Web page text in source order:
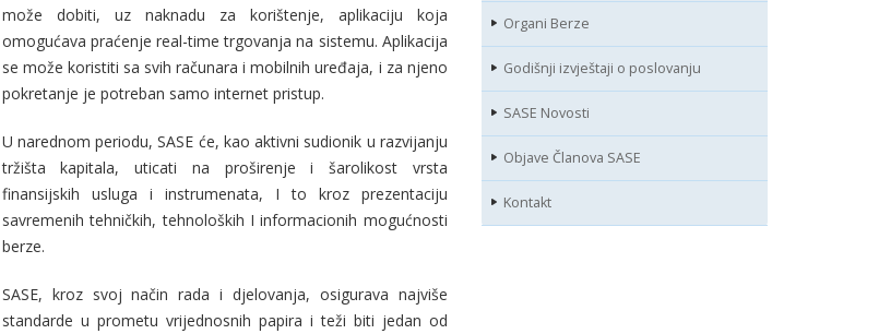
može dobiti, uz naknadu za korištenje, aplikaciju koja
omogućava praćenje real-time trgovanja na sistemu. Aplikacija
se može koristiti sa svih računara i mobilnih uređaja, i za njeno
pokretanje je potreban samo internet pristup.
U narednom periodu, SASE će, kao aktivni sudionik u razvijanju
tržišta kapitala, uticati na proširenje i šarolikost vrsta
finansijskih usluga i instrumenata, I to kroz prezentaciju
savremenih tehničkih, tehnoloških I informacionih mogućnosti
berze.
SASE, kroz svoj način rada i djelovanja, osigurava najviše
standarde u prometu vrijednosnih papira i teži biti jedan od
Organi Berze
Godišnji izvještaji o poslovanju
SASE Novosti
Objave Članova SASE
Kontakt